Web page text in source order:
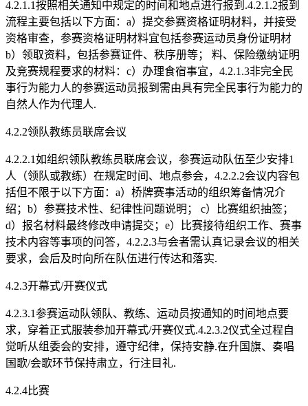
4.2.1.1按照相关通知中规定的时间和地点进行报到.4.2.1.2报到
流程主要包括以下方面：a）提交参赛资格证明材料，并接受
资格审查，参赛资格证明材料宜包括参赛运动员身份证明材
b）领取资料，包括参赛证件、秩序册等； 料、保险缴纳证明
及竞赛规程要求的材料：c）办理食宿事宜，4.2.1.3非完全民
事行为能力人的参赛运动员报到需由具有完全民事行为能力的
自然人作为代理人.
4.2.2领队教练员联席会议
4.2.2.1如组织领队教练员联席会议，参赛运动队伍至少安排1
人（领队或教练）在规定时间、地点参会，4.2.2.2会议内容包
括但不限于以下方面：a）桥牌赛事活动的组织筹备情况介
绍；b）参赛技术性、纪律性问题说明； c）比赛组织抽签；
d）报名材料最终修改申请提交；e）比赛接待组织工作、赛事
技术内容等事项的问答，4.2.2.3与会者需认真记录会议的相关
要求，会后及时向所在队伍进行传达和落实.
4.2.3开幕式/开赛仪式
4.2.3.1参赛运动队领队、教练、运动员按通知的时间地点要
求，穿着正式服装参加开幕式/开赛仪式.4.2.3.2仪式全过程自
觉听从组委会的安排，遵守纪律，保持安静.在升国旗、奏唱
国歌/会歌环节保持肃立，行注目礼.
4.2.4比赛